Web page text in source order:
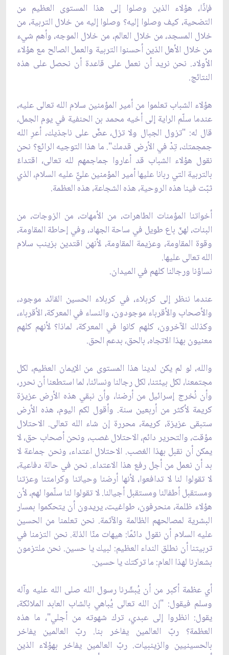
فإذًا، هؤلاء الذين وصلوا إلى هذا المستوى العظيم من
التضحية، كيف وصلوا إليه؟ وصلوا إليه من خلال التربية، من
خلال المسجد، من خلال العالم، من خلال الموجه، وأهم شيء
من خلال الأهل الذين أحسنوا التربية والعمل الصالح مع هؤلاء
الأولاد. نحن نريد أن نعمل على قاعدة أن نحصل على هذه
النتائج.
هؤلاء الشباب تعلموا من أمير المؤمنين سلام الله تعالى عليه،
عندما سلّم الراية إلى أخيه محمد بن الحنفية في يوم الجمل،
قال له: "تزول الجبال ولا تزل، عضّ على ناجذيك، أعرِ الله
جمجمتك، تِدْ في الأرض قدمك". ما هذا التوجيه الرائع؟ نحن
نقول هؤلاء الشباب قد أعاروا جماجمهم لله تعالى، اقتداءً
بالتربية التي ربانا عليها أمير المؤمنين عليٌّ عليه السلام، الذي
ثبّت فينا هذه الروحية، هذه الشجاعة، هذه العظمة.
أخواتنا المؤمنات الطاهرات، من الأمهات، من الزوجات، من
البنات، لهنّ باع طويل في ساحة الجهاد، وفي إحاطة المقاومة،
وقوة المقاومة، وعزيمة المقاومة، لأنهن اقتدين بزينب سلام
الله تعالى عليها.
نساؤنا ورجالنا كلهم في الميدان.
عندما ننظر إلى كربلاء، في كربلاء الحسين القائد موجود،
والأصحاب والأقرباء موجودون، والنساء في المعركة، الأقرباء،
وكذلك الآخرون، كلهم كانوا في المعركة، لماذا؟ لأنهم كلهم
معنيون بهذا الاتجاه، بالحق، بدعم الحق.
والله، لو لم يكن لدينا هذا المستوى من الإيمان العظيم، لكل
مجتمعنا، لكل بيئتنا، لكل رجالنا ونسائنا، لما استطعنا أن نحرر،
وأن نُخرج إسرائيل من أرضنا، وأن نبقي هذه الأرض عزيزة
كريمة لأكثر من أربعين سنة. وأقول لكم اليوم، هذه الأرض
ستبقى عزيزة، كريمة، محررة إن شاء الله تعالى. الاحتلال
مؤقت، والتحرير دائم، الاحتلال غصب، ونحن أصحاب حق، لا
يمكن أن نقبل بهذا الغصب. الاحتلال اعتداء، ونحن جماعة لا
بد أن نعمل من أجل رفع هذا الاعتداء. نحن في حالة دفاعية،
لا تقولوا لنا لا تدافعوا، لأنها أرضنا وحياتنا وكرامتنا وعزتنا
ومستقبل أطفالنا ومستقبل أجيالنا. لا تقولوا لنا سلّموا لهم، لأن
هؤلاء ظلمة، منحرفون، طواغيت، يريدون أن يتحكموا بمسار
البشرية لمصالحهم الظالمة والآثمة. نحن تعلمنا من الحسين
عليه السلام أن نقول دائمًا: هيهات منّا الذلة. نحن التزمنا في
تربيتنا أن نطلق النداء العظيم: لبيك يا حسين. نحن ملتزمون
بشعارنا لهذا العام: ما تركتك يا حسين.
أي عظمة أكبر من أن يُبشّرنا رسول الله صلى الله عليه وآله
وسلم فيقول: "إن الله تعالى يُباهي بالشاب العابد الملائكة،
يقول: انظروا إلى عبدي، ترك شهوته من أجلي"، ما هذه
العظمة؟ ربّ العالمين يفاخر بنا. ربّ العالمين يفاخر
بالحسينيين والزينبيات. ربّ العالمين يفاخر بهؤلاء الذين